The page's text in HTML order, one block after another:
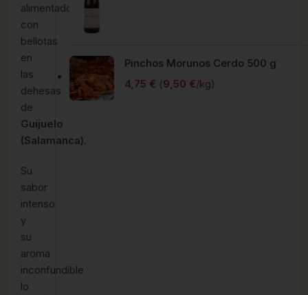
alimentado
con
bellotas
en
las
dehesas
de
Guijuelo
(Salamanca).
Su
sabor
intenso
y
su
aroma
inconfundible
lo
Pinchos Morunos Cerdo 500 g
4,75 € (9,50 €/kg)